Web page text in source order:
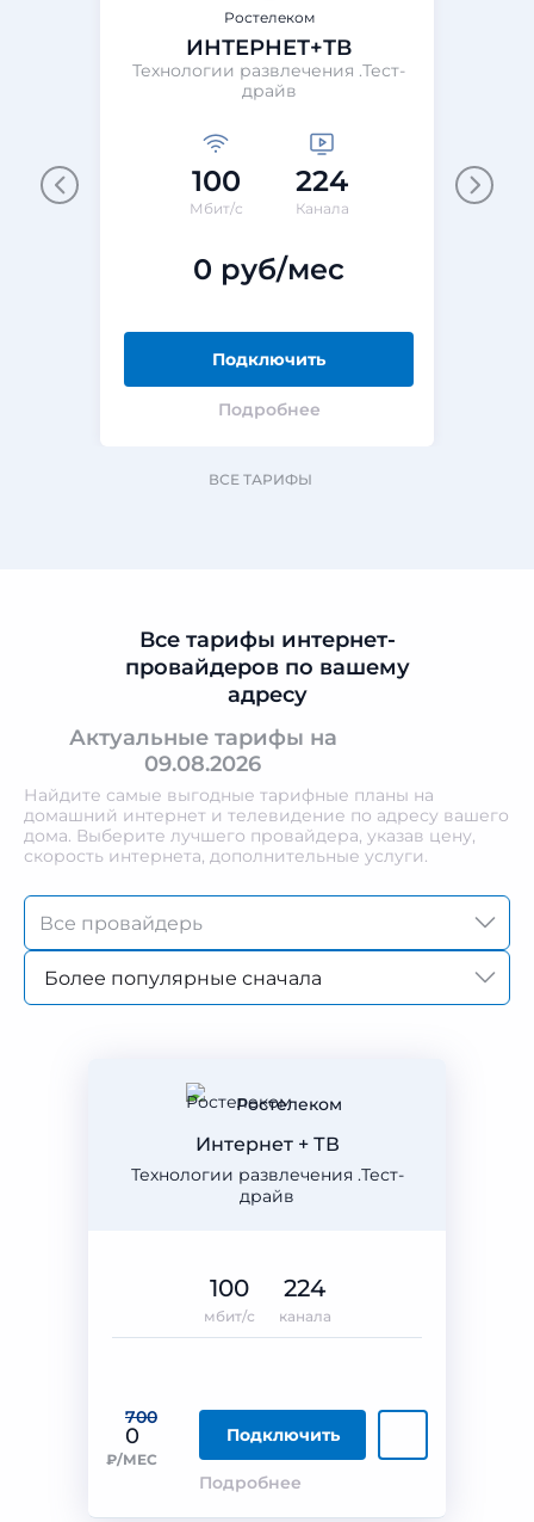
Ростелеком
ИНТЕРНЕТ+ТВ
Технологии развлечения .Тест-
драйв
100
Мбит/с
224
Канала
0 руб/мес
Подключить
Подробнее
ВСЕ ТАРИФЫ
Все тарифы интернет-
провайдеров по вашему
адресу
Актуальные тарифы на
09.08.2026
Найдите самые выгодные тарифные планы на
домашний интернет и телевидение по адресу вашего
дома. Выберите лучшего провайдера, указав цену,
скорость интернета, дополнительные услуги.
Более популярные сначала
Ростелеком
Технологии развлечения .Тест-
драйв
Интернет + ТВ
700
0
₽/МЕС
Подключить
Подробнее
100
мбит/с
224
канала